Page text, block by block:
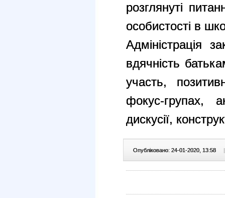
розглянуті
особистості в
Адміністрація
вдячність
участь,
фокус-групах,
дискусії,
Опубліковано: 24-01-2020, 13:58 |